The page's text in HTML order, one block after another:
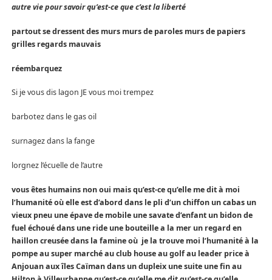
autre vie pour savoir qu’est-ce que c’est la liberté
partout se dressent des murs murs de paroles murs de papiers
grilles regards mauvais
réembarquez
Si je vous dis lagon JE vous moi trempez
barbotez dans le gas oil
surnagez dans la fange
lorgnez l’écuelle de l’autre
vous êtes humains non oui mais qu’est-ce qu’elle me dit à moi
l’humanité où elle est d’abord dans le pli d’un chiffon un cabas un
vieux pneu une épave de mobile une savate d’enfant un bidon de
fuel échoué dans une ride une bouteille a la mer un regard en
haillon creusée dans la famine où je la trouve moi l’humanité à la
pompe au super marché au club house au golf au leader price à
Anjouan aux îles Caïman dans un dupleix une suite une fin au